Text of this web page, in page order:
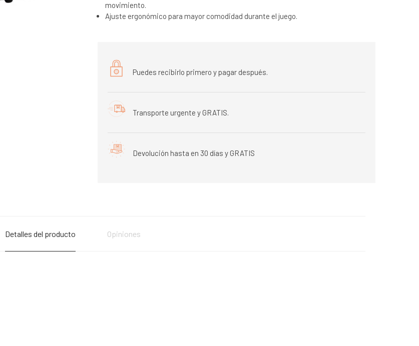
movimiento.
Ajuste ergonómico para mayor comodidad durante el juego.
Puedes recibirlo primero y pagar después.
Transporte urgente y GRATIS.
Devolución hasta en 30 días y GRATIS
Detalles del producto Opiniones